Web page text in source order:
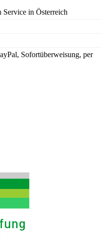
Service in Österreich
Sofortüberweisung, per